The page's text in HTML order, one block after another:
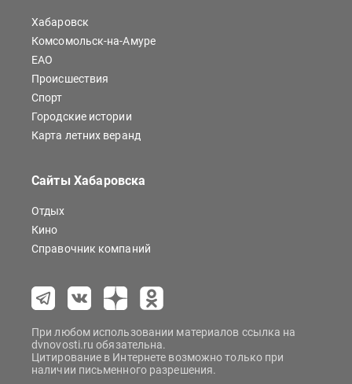
Хабаровск
Комсомольск-на-Амуре
ЕАО
Происшествия
Спорт
Городские истории
Карта летних веранд
Сайты Хабаровска
Отдых
Кино
Справочник компаний
При любом использовании материалов ссылка на
dvnovosti.ru обязательна.
Цитирование в Интернете возможно только при
наличии письменного разрешения.